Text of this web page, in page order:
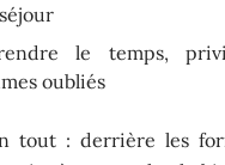
le temps,
oubliés
tout : derrière les